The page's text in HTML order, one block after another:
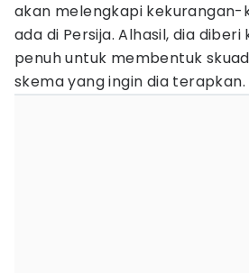
akan melengkapi kekurangan-
ada di Persija. Alhasil, dia
penuh untuk membentuk
skema yang ingin dia terapkan.